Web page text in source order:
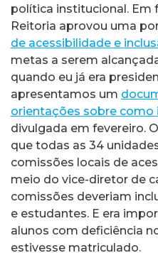
política institucional. Em
Reitoria aprovou uma
de acessibilidade e
metas a serem
quando eu já era
apresentamos um
orientações sobre
divulgada em fevereiro.
que todas as 34
comissões locais de
meio do vice-diretor de
comissões deveriam
e estudantes. E era
alunos com deficiência
estivesse matriculado.